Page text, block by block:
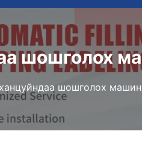
шошголох
шошголох машин